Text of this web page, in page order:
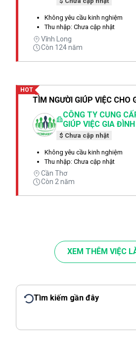
Không yêu cầu kinh nghiệm
Thu nhập: Chưa cập nhật
Vĩnh Long
Còn 124 năm
CÔNG TY CUNG
GIÚP VIỆC GIA ĐÌNH
$ Chưa cập nhật
Không yêu cầu kinh nghiệm
Thu nhập: Chưa cập nhật
Cần Thơ
Còn 2 năm
HOT
XEM THÊM VIỆC
Tìm kiếm gần đây